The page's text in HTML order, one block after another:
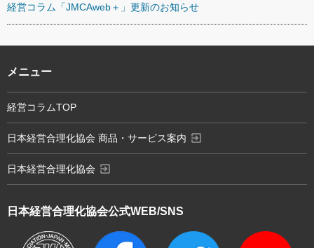
経営コラム「JMCAweb＋」更新のお知らせ
日本経営合理化協会公式WEB/SNS
メニュー
経営コラムTOP
日本経営合理化協会 商品・サービス案内 exit_to_app
日本経営合理化協会 exit_to_app